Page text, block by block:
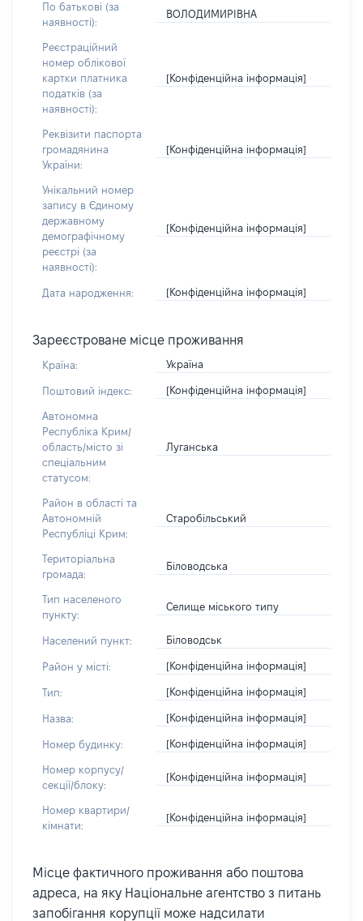
По батькові (за
наявності):
ВОЛОДИМИРІВНА
Реєстраційний
номер облікової
картки платника
податків (за
наявності):
[Конфіденційна інформація]
Реквізити паспорта
громадянина
України:
[Конфіденційна інформація]
Унікальний номер
запису в Єдиному
державному
демографічному
реєстрі (за
наявності):
[Конфіденційна інформація]
Дата народження: [Конфіденційна інформація]
Зареєстроване місце проживання
Країна: Україна
Поштовий індекс: [Конфіденційна інформація]
Автономна
Республіка Крим/
область/місто зі
спеціальним
статусом:
Луганська
Район в області та
Автономній
Республіці Крим:
Старобільський
Територіальна
громада:
Біловодська
Тип населеного
пункту:
Селище міського типу
Населений пункт: Біловодськ
Район у місті: [Конфіденційна інформація]
Тип: [Конфіденційна інформація]
Назва: [Конфіденційна інформація]
Номер будинку: [Конфіденційна інформація]
Номер корпусу/
секції/блоку:
[Конфіденційна інформація]
Номер квартири/
кімнати:
[Конфіденційна інформація]
Місце фактичного проживання або поштова
адреса, на яку Національне агентство з питань
запобігання корупції може надсилати